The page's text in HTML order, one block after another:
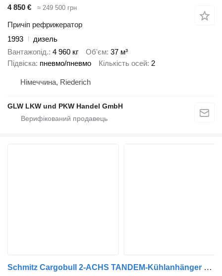
4 850 € ≈ 249 500 грн
Причіп рефрижератор
1993
дизель
Вантажопід. 4 960 кг Об'єм 37 м³
Підвіска пневмо/пневмо Кількість осей 2
Німеччина, Riederich
GLW LKW und PKW Handel GmbH
Schmitz Cargobull 2-ACHS TANDEM-Kühlanhänger 7,35 m LBW 2 T